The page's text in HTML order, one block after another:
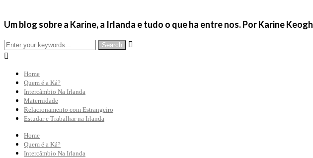
Um blog sobre a Karine, a Irlanda e tudo o que ha entre nos. Por Karine Keogh


Home
Quem é a Ká?
Intercâmbio Na Irlanda
Maternidade
Relacionamento com Estrangeiro
Estudar e Trabalhar na Irlanda
Home
Quem é a Ká?
Intercâmbio Na Irlanda